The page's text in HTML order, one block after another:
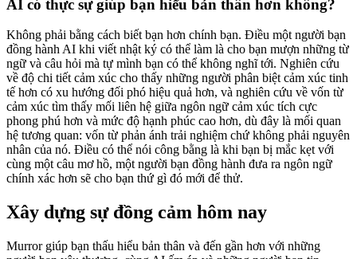
AI có thực sự giúp bạn hiểu bản thân hơn không?
Không phải bằng cách biết bạn hơn chính bạn. Điều một người bạn
đồng hành AI khi viết nhật ký có thể làm là cho bạn mượn những từ
ngữ và câu hỏi mà tự mình bạn có thể không nghĩ tới. Nghiên cứu
về độ chi tiết cảm xúc cho thấy những người phân biệt cảm xúc tinh
tế hơn có xu hướng đối phó hiệu quả hơn, và nghiên cứu về vốn từ
cảm xúc tìm thấy mối liên hệ giữa ngôn ngữ cảm xúc tích cực
phong phú hơn và mức độ hạnh phúc cao hơn, dù đây là mối quan
hệ tương quan: vốn từ phản ánh trải nghiệm chứ không phải nguyên
nhân của nó. Điều có thể nói công bằng là khi bạn bị mắc kẹt với
cùng một câu mơ hồ, một người bạn đồng hành đưa ra ngôn ngữ
chính xác hơn sẽ cho bạn thứ gì đó mới để thử.
Xây dựng sự đồng cảm hôm nay
Murror giúp bạn thấu hiểu bản thân và đến gần hơn với những